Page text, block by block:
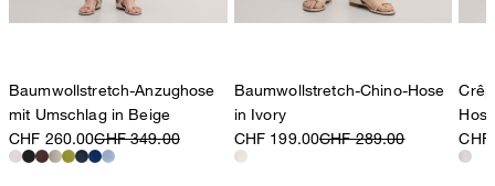
Baumwollstretch-Anzughose
mit Umschlag in Beige
CHF 260.00CHF 349.00
Baumwollstretch-Chino-Hose
in Ivory
CHF 199.00CHF 289.00